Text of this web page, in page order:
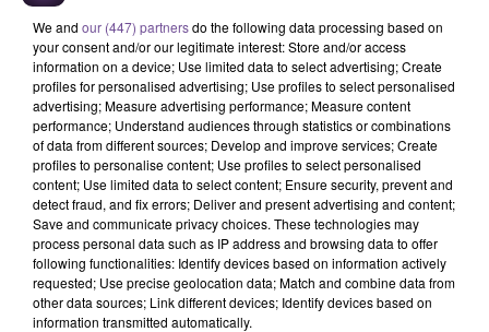
13h21
13h21
DJO
End Of Beginning
13h18
13h18
JULIEN LIEB
Autrement
13h14
13h14
SHAKIRA FEAT. BURNA
BOY
Dai Dai
13h09
13h09 13h06
13h06 13h02
13h02
We and our (447) partnersdo the following data processing based on
your consent and/or our legitimate interest: Store and/or access
information on a device; Use limited data to select advertising; Create
profiles for personalised advertising; Use profiles to select personalised
advertising; Measure advertising performance; Measure content
performance; Understand audiences through statistics or combinations
of data from different sources; Develop and improve services; Create
profiles to personalise content; Use profiles to select personalised
content; Use limited data to select content; Ensure security, prevent and
detect fraud, and fix errors; Deliver and present advertising and content;
Save and communicate privacy choices. These technologies may
process personal data such as IP address and browsing data to offer
following functionalities: Identify devices based on information actively
requested; Use precise geolocation data; Match and combine data from
other data sources; Link different devices; Identify devices based on
information transmitted automatically.